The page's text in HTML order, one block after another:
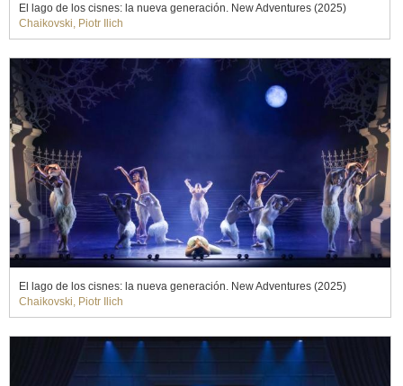
El lago de los cisnes: la nueva generación. New Adventures (2025)
Chaikovski, Piotr Ilich
El lago de los cisnes: la nueva generación. New Adventures (2025)
Chaikovski, Piotr Ilich